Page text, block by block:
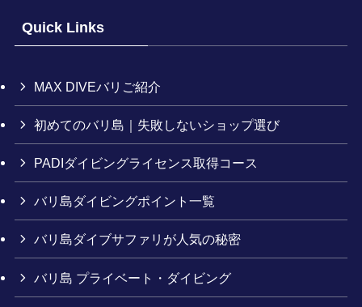
Quick Links
MAX DIVEバリご紹介
初めてのバリ島｜失敗しないショップ選び
PADIダイビングライセンス取得コース
バリ島ダイビングポイント一覧
バリ島ダイブサファリが人気の秘密
バリ島 プライベート・ダイビング